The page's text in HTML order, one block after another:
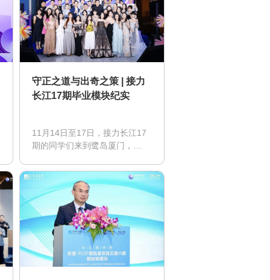
守正之道与出奇之策 | 接力
长江17期毕业模块纪实
11月14日至17日，接力长江17
期的同学们来到鹭岛厦门，
悄然行至了一段旅程的终点，同
时也为新征程的起点拉开了序
幕。